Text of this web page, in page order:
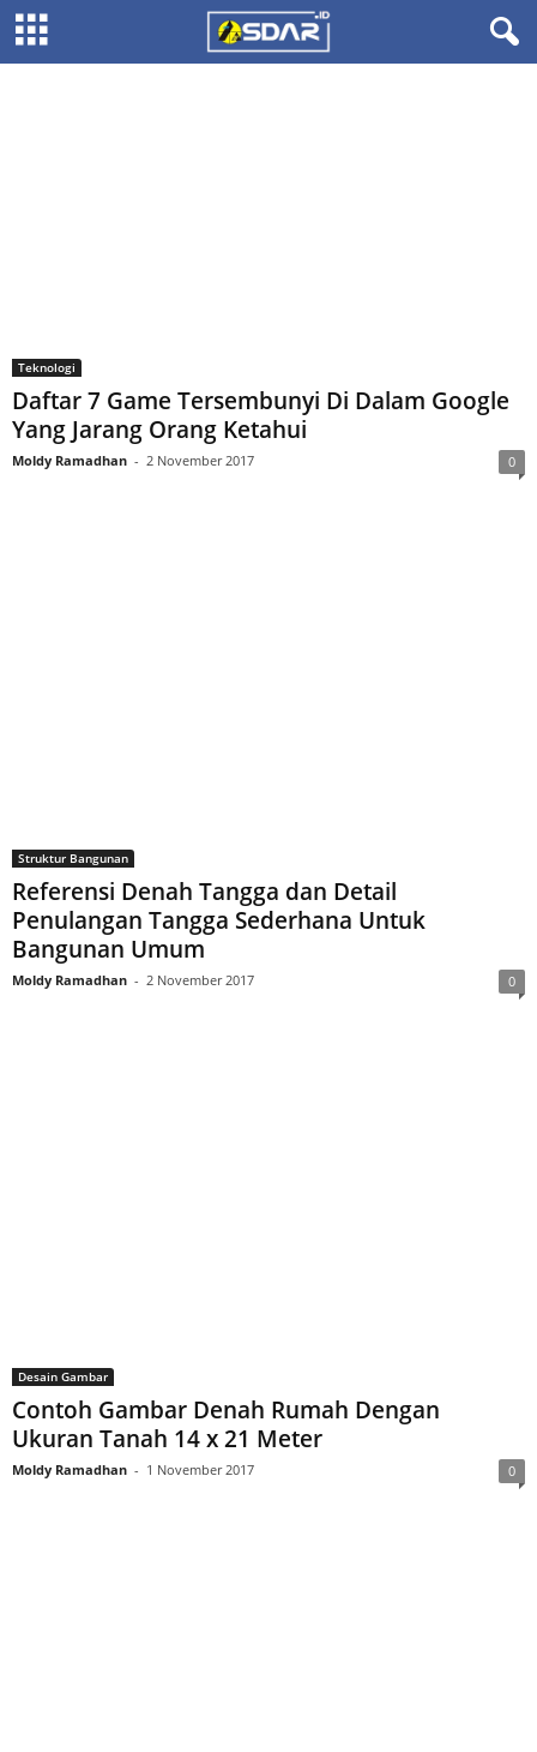
Teknologi
Daftar 7 Game Tersembunyi Di Dalam Google
Yang Jarang Orang Ketahui
Moldy Ramadhan - 2 November 2017 0
Struktur Bangunan
Referensi Denah Tangga dan Detail
Penulangan Tangga Sederhana Untuk
Bangunan Umum
Moldy Ramadhan - 2 November 2017 0
Desain Gambar
Contoh Gambar Denah Rumah Dengan
Ukuran Tanah 14 x 21 Meter
Moldy Ramadhan - 1 November 2017 0